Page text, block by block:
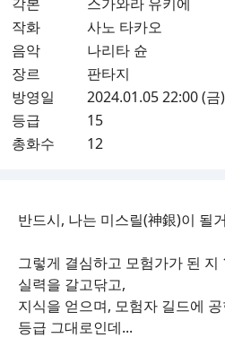
작화
사노 타카오
음악
나리타 슌
장르
판타지
방영일
2024.01.05 22:00 (금)
등급
15
총화수
12
반드시, 나는 미스릴(神銀)이 될
그렇게 결심하고 모험가가 된 지
실력을 갈고닦고,
지식을 얻으며, 모험자 길드에
등급 그대로인데...